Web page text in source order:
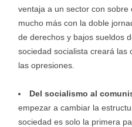
ventaja a un sector con sobre
mucho más con la doble
de derechos y bajos sueldos
sociedad socialista creará las
las opresiones.
Del socialismo al
empezar a cambiar la
sociedad es solo la primera